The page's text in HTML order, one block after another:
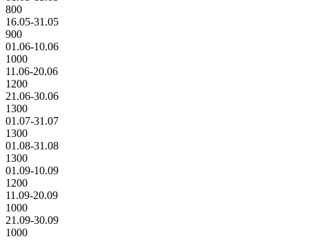
800
16.05-31.05
900
01.06-10.06
1000
11.06-20.06
1200
21.06-30.06
1300
01.07-31.07
1300
01.08-31.08
1300
01.09-10.09
1200
11.09-20.09
1000
21.09-30.09
1000